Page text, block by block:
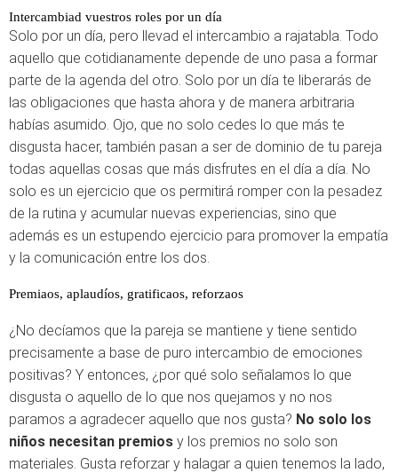
Intercambiad vuestros roles por un día
Solo por un día, pero llevad el intercambio a rajatabla. Todo
aquello que cotidianamente depende de uno pasa a formar
parte de la agenda del otro. Solo por un día te liberarás de
las obligaciones que hasta ahora y de manera arbitraria
habías asumido. Ojo, que no solo cedes lo que más te
disgusta hacer, también pasan a ser de dominio de tu pareja
todas aquellas cosas que más disfrutes en el día a día. No
solo es un ejercicio que os permitirá romper con la pesadez
de la rutina y acumular nuevas experiencias, sino que
además es un estupendo ejercicio para promover la empatía
y la comunicación entre los dos.
Premiaos, aplaudíos, gratificaos, reforzaos
¿No decíamos que la pareja se mantiene y tiene sentido
precisamente a base de puro intercambio de emociones
positivas? Y entonces, ¿por qué solo señalamos lo que
disgusta o aquello de lo que nos quejamos y no nos
paramos a agradecer aquello que nos gusta? No solo los
niños necesitan premios y los premios no solo son
materiales. Gusta reforzar y halagar a quien tenemos la lado,